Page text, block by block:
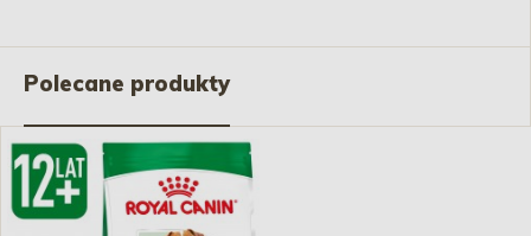
Polecane produkty